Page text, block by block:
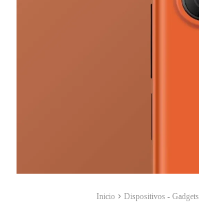
Inicio Dispositivos - Gadgets